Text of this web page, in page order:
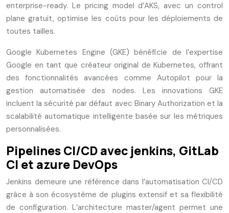
enterprise-ready. Le pricing model d’AKS, avec un control
plane gratuit, optimise les coûts pour les déploiements de
toutes tailles.
Google Kubernetes Engine (GKE) bénéficie de l’expertise
Google en tant que créateur original de Kubernetes, offrant
des fonctionnalités avancées comme Autopilot pour la
gestion automatisée des nodes. Les innovations GKE
incluent la sécurité par défaut avec Binary Authorization et la
scalabilité automatique intelligente basée sur les métriques
personnalisées.
Pipelines CI/CD avec jenkins, GitLab
CI et azure DevOps
Jenkins demeure une référence dans l’automatisation CI/CD
grâce à son écosystème de plugins extensif et sa flexibilité
de configuration. L’architecture master/agent permet une